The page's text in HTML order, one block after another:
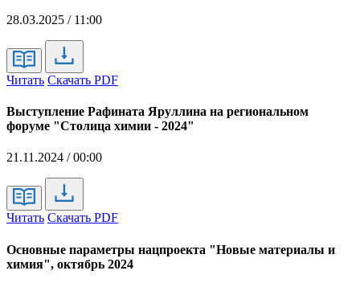
28.03.2025 / 11:00
Читать Скачать PDF
Выступление Рафината Яруллина на региональном
форуме "Столица химии - 2024"
21.11.2024 / 00:00
Читать Скачать PDF
Основные параметры нацпроекта "Новые материалы и
химия", октябрь 2024